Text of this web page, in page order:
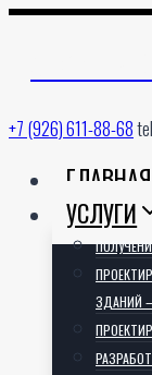
Перейти
содержимому
+7 (926) 611-88-68
ГЛАВНАЯ
УСЛУГИ
ЗДАНИЙ